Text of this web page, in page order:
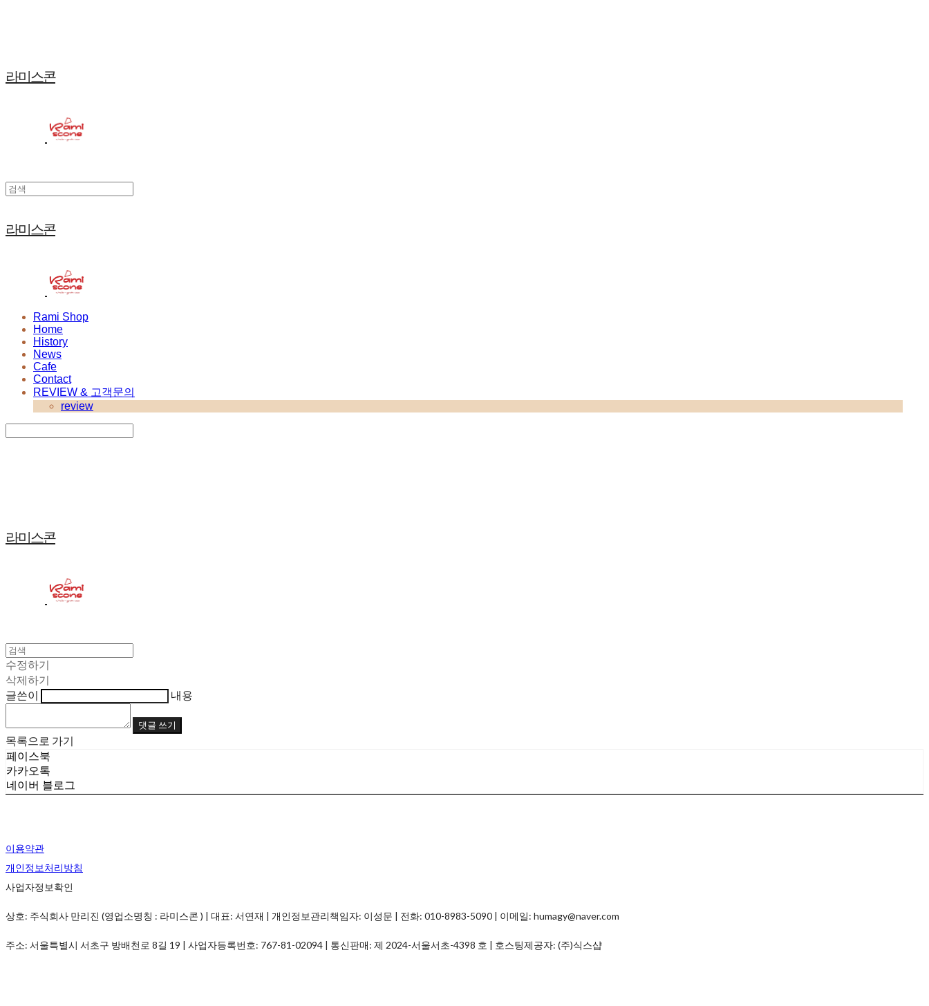
라미스콘
라미스콘
Rami Shop
Home
History
News
Cafe
Contact
REVIEW & 고객문의
review
라미스콘
수정하기
삭제하기
글쓴이
내용
댓글 쓰기
목록으로 가기
페이스북
카카오톡
네이버 블로그
이용약관
개인정보처리방침
사업자정보확인
상호: 주식회사 만리진 (영업소명칭 : 라미스콘 ) | 대표: 서연재 | 개인정보관리책임자: 이성문 | 전화: 010-8983-5090 | 이메일: humagy@naver.com
주소: 서울특별시 서초구 방배천로 8길 19 | 사업자등록번호: 767-81-02094 | 통신판매: 제 2024-서울서초-4398 호 | 호스팅제공자: (주)식스샵